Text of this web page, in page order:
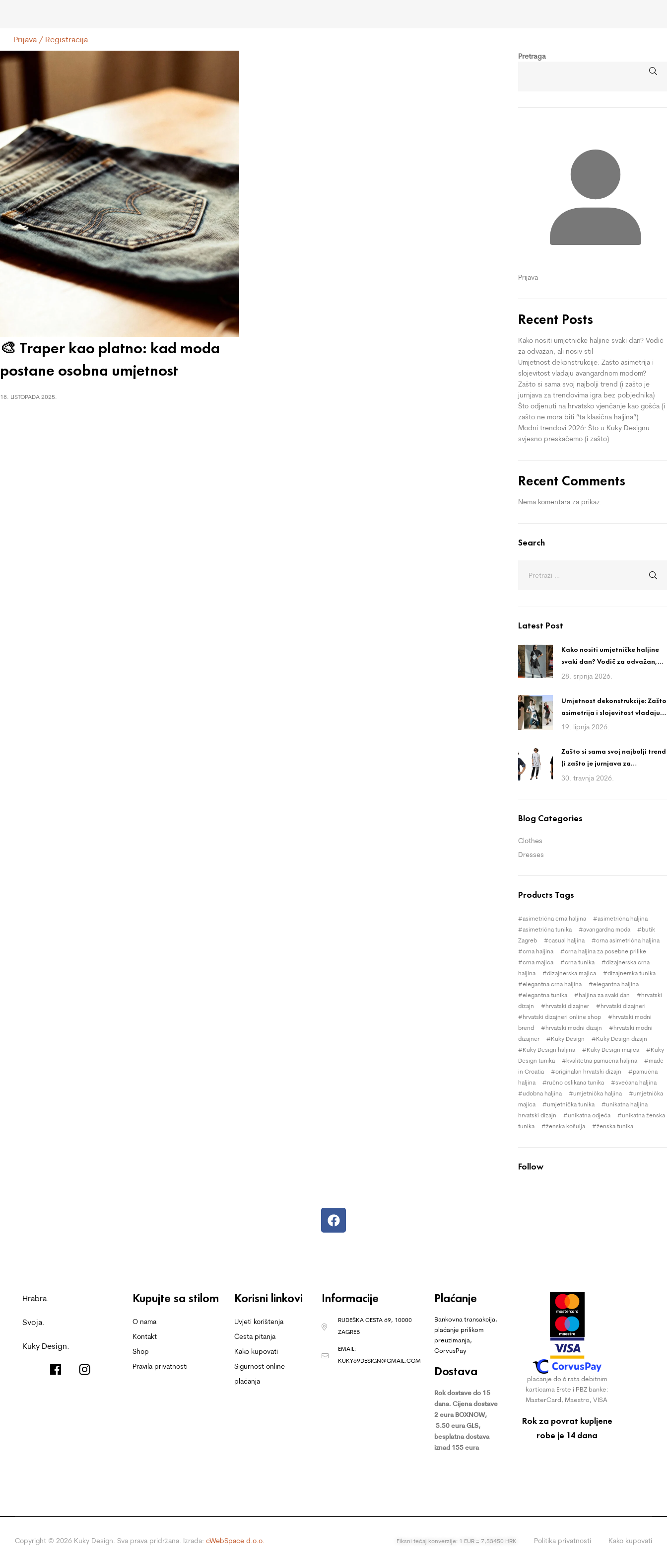
Prijava / Registracija
🎨 Traper kao platno: kad moda
postane osobna umjetnost
18. LISTOPADA 2025.
Pretraga
Prijava
Recent Posts
Kako nositi umjetničke haljine svaki dan? Vodič
za odvažan, ali nosiv stil
Umjetnost dekonstrukcije: Zašto asimetrija i
slojevitost vladaju avangardnom modom?
Zašto si sama svoj najbolji trend (i zašto je
jurnjava za trendovima igra bez pobjednika)
Što odjenuti na hrvatsko vjenčanje kao gošća (i
zašto ne mora biti “ta klasična haljina”)
Modni trendovi 2026: Što u Kuky Designu
svjesno preskačemo (i zašto)
Recent Comments
Nema komentara za prikaz.
Search
Latest Post
Kako nositi umjetničke haljine
svaki dan? Vodič za odvažan,
ali nosiv stil
28. srpnja 2026.
Umjetnost dekonstrukcije: Zašto
asimetrija i slojevitost vladaju
avangardnom modom?
19. lipnja 2026.
Zašto si sama svoj najbolji trend
(i zašto je jurnjava za
trendovima igra bez
30. travnja 2026.
Blog Categories
Clothes
Dresses
Products Tags
asimetrična crna haljina
asimetrična haljina
asimetrična tunika
avangardna moda
butik
Zagreb
casual haljina
crna asimetrična haljina
crna haljina
crna haljina za posebne prilike
crna majica
crna tunika
dizajnerska crna
haljina
dizajnerska majica
dizajnerska tunika
elegantna crna haljina
elegantna haljina
elegantna tunika
haljina za svaki dan
hrvatski
dizajn
hrvatski dizajner
hrvatski dizajneri
hrvatski dizajneri online shop
hrvatski modni
brend
hrvatski modni dizajn
hrvatski modni
dizajner
Kuky Design
Kuky Design dizajn
Kuky Design haljina
Kuky Design majica
Kuky
Design tunika
kvalitetna pamučna haljina
made
in Croatia
originalan hrvatski dizajn
pamučna
haljina
ručno oslikana tunika
svečana haljina
udobna haljina
umjetnička haljina
umjetnička
majica
umjetnička tunika
unikatna haljina
hrvatski dizajn
unikatna odjeća
unikatna ženska
tunika
ženska košulja ženska tunika
Follow
Hrabra.
Svoja.
Kuky Design.
Kupujte sa stilom
O nama
Kontakt
Shop
Pravila privatnosti
Korisni linkovi
Uvjeti korištenja
Česta pitanja
Kako kupovati
Sigurnost online
plaćanja
Informacije
RUDEŠKA CESTA 69, 10000
ZAGREB
EMAIL:
KUKY69DESIGN@GMAIL.COM
Plaćanje
Bankovna transakcija,
plaćanje prilikom
preuzimanja,
CorvusPay
Dostava
Rok dostave do 15
dana. Cijena dostave
2 eura BOXNOW,
5.50 eura GLS,
besplatna dostava
iznad 155 eura
plaćanje do 6 rata debitnim
karticama Erste i PBZ banke:
MasterCard, Maestro, VISA
Rok za povrat kupljene
robe je 14 dana
Copyright © 2026 Kuky Design. Sva prava pridržana. Izrada: cWebSpace d.o.o. Fiksni tečaj konverzije: 1 EUR = 7,53450 HRK Politika privatnosti Kako kupovati